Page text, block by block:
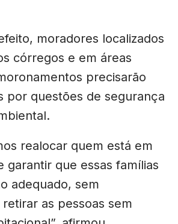
moradores localizados
córregos e em áreas
precisarão
por questões de segurança
realocar quem está em
garantir que essas famílias
adequado, sem
as pessoas sem